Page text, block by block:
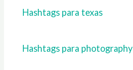
Hashtags para texas
Hashtags para photography